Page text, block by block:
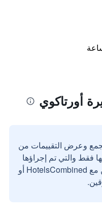
أورتاكوي
وعرض التقييمات من
فقط والتي تم إجراؤها
بواسطة مستخدمين حقيقيين مع HotelsCombined أو